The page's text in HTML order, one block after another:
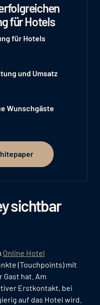
sichtbar
Online Hotel
(Touchpoints) mit
hat. Am
Erstkontakt, bei
auf das Hotel wird.
für Hotels
für Hotels
und Umsatz
Wunschgäste